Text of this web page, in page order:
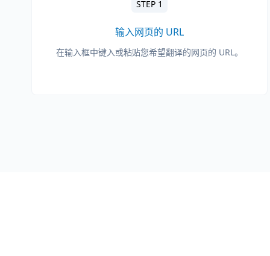
STEP 1
输入网页的 URL
在输入框中键入或粘贴您希望翻译的网页的 URL。